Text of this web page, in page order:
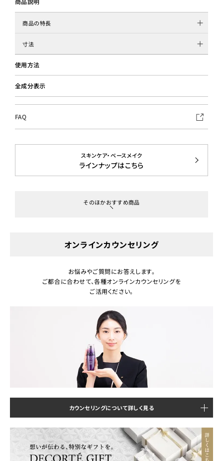
商品の特長
寸法
使用方法
全成分表示
FAQ
スキンケア・ベースメイク
ラインナップはこちら
そのほかおすすめ商品
オンラインカウンセリング
お悩みやご質問にお答えします。
ご都合に合わせて、各種オンラインカウンセリングを
ご活用ください。
カウンセリングについて詳しく見る